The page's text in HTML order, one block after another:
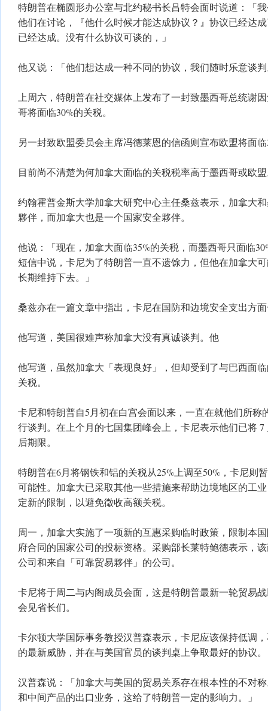
特朗普在椭圆形办公室与北约秘书长吕特会面时说道：「
他们在讨论，『他什么时候才能达成协议？』协议已经达
已经达成。没有什么协议可谈的，」
他又说：「他们想达成一种不同的协议，我们随时乐意谈
上周六，特朗普在社交媒体上发布了一封致墨西哥总统谢
哥将面临30%的关税。
另一封致欧盟委员会主席冯德莱恩的信函则宣布欧盟将面
目前尚不清楚为何加拿大面临的关税税率高于墨西哥或欧
约翰霍普金斯大学加拿大研究中心主任桑兹表示，加拿大
夥伴，而加拿大也是一个国家安全夥伴。
他说：「现在，加拿大面临35%的关税，而墨西哥只面临
短信中说，卡尼为了特朗普一直不遗馀力，但他在加拿大
长期维持下去。」
桑兹亦在一篇文章中指出，卡尼在国防和边境安全支出方
他写道，美国很难声称加拿大没有真诚谈判。他
他写道，虽然加拿大「表现良好」，但却受到了与巴西面
关税。
卡尼和特朗普自5月初在白宫会面以来，一直在就他们所称
行谈判。在上个月的七国集团峰会上，卡尼表示他们已将
后期限。
特朗普在6月将钢铁和铝的关税从25%上调至50%，卡尼则
可能性。加拿大已采取其他一些措施来帮助边境地区的工
定新的限制，以避免徵收高额关税。
周一，加拿大实施了一项新的互惠采购临时政策，限制本
府合同的国家公司的投标资格。采购部长莱特鲍德表示，
公司和来自「可靠贸易夥伴」的公司。
卡尼将于周二与内阁成员会面，这是特朗普最新一轮贸易
会见省长们。
卡尔顿大学国际事务教授汉普森表示，卡尼应该保持低调
的最新威胁，并在与美国官员的谈判桌上争取最好的协议。
汉普森说：「加拿大与美国的贸易关系存在根本性的不对
和中间产品的出口业务，这给了特朗普一定的影响力。」